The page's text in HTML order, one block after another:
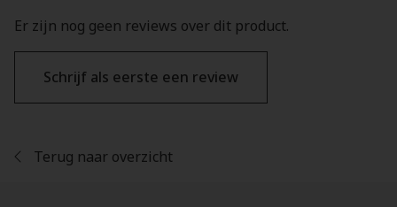
Er zijn nog geen reviews over dit product.
Schrijf als eerste een review
Terug naar overzicht